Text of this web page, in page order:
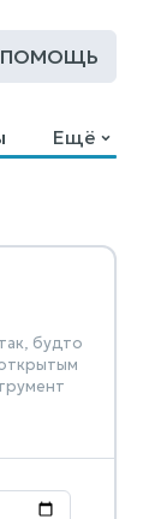
ПОМОЩЬ
Ещё
будто